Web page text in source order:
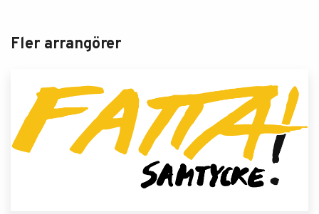
Fler arrangörer